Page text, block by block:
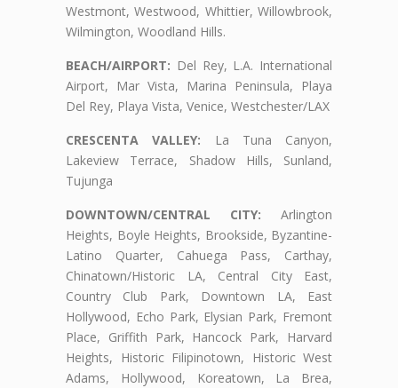
Westmont, Westwood, Whittier, Willowbrook,
Wilmington, Woodland Hills.
BEACH/AIRPORT: Del Rey, L.A. International
Airport, Mar Vista, Marina Peninsula, Playa
Del Rey, Playa Vista, Venice, Westchester/LAX
CRESCENTA VALLEY: La Tuna Canyon,
Lakeview Terrace, Shadow Hills, Sunland,
Tujunga
DOWNTOWN/CENTRAL CITY: Arlington
Heights, Boyle Heights, Brookside, Byzantine-
Latino Quarter, Cahuega Pass, Carthay,
Chinatown/Historic LA, Central City East,
Country Club Park, Downtown LA, East
Hollywood, Echo Park, Elysian Park, Fremont
Place, Griffith Park, Hancock Park, Harvard
Heights, Historic Filipinotown, Historic West
Adams, Hollywood, Koreatown, La Brea,